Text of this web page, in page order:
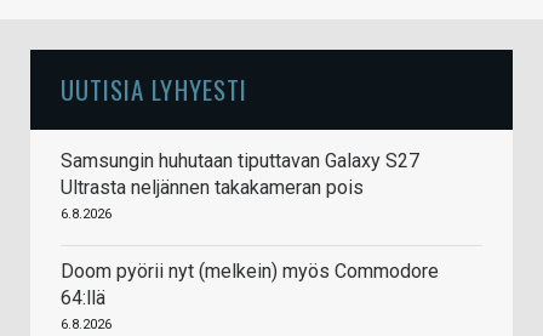
UUTISIA LYHYESTI
Samsungin huhutaan tiputtavan Galaxy S27
Ultrasta neljännen takakameran pois
6.8.2026
Doom pyörii nyt (melkein) myös Commodore
64:llä
6.8.2026